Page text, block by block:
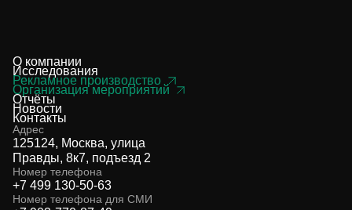
О компании
Исследования
Рекламное производство
Организация мероприятий
Отчёты
Новости
Контакты
Адрес
125124, Москва, улица
Правды, 8к7, подъезд 2
Номер телефона
+7 499 130-50-63
Номер телефона для СМИ